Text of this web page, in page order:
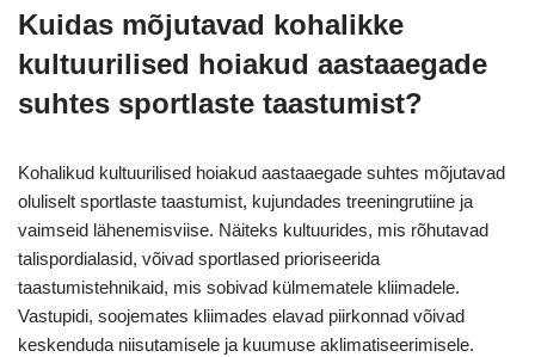
Kuidas mõjutavad kohalikke
kultuurilised hoiakud aastaaegade
suhtes sportlaste taastumist?
Kohalikud kultuurilised hoiakud aastaaegade suhtes mõjutavad
oluliselt sportlaste taastumist, kujundades treeningrutiine ja
vaimseid lähenemisviise. Näiteks kultuurides, mis rõhutavad
talispordialasid, võivad sportlased prioriseerida
taastumistehnikaid, mis sobivad külmematele kliimadele.
Vastupidi, soojemates kliimades elavad piirkonnad võivad
keskenduda niisutamisele ja kuumuse aklimatiseerimisele.